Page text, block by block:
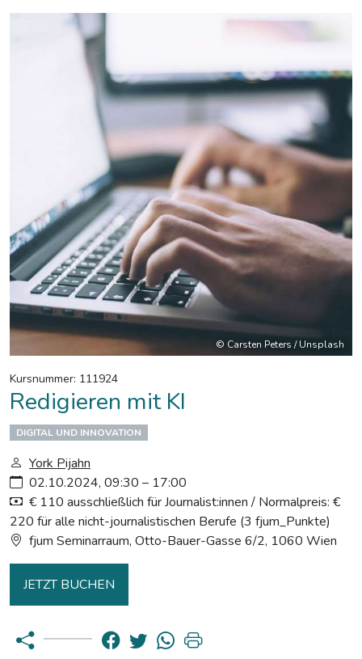
© Carsten Peters / Unsplash
Kursnummer: 111924
Redigieren mit KI
DIGITAL UND INNOVATION
York Pijahn
02.10.2024, 09:30 – 17:00
€ 110 ausschließlich für Journalist:innen / Normalpreis: €
220 für alle nicht-journalistischen Berufe (3 fjum_Punkte)
fjum Seminarraum, Otto-Bauer-Gasse 6/2, 1060 Wien
JETZT BUCHEN